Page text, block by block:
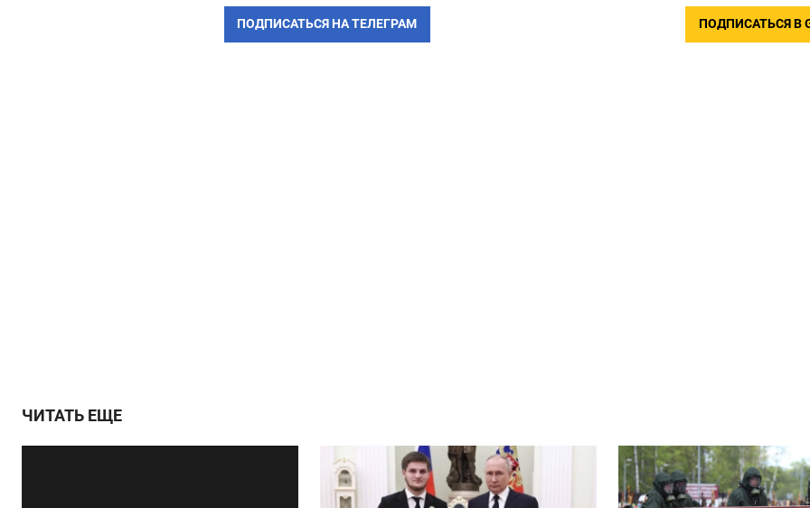
ПОДПИСАТЬСЯ НА ТЕЛЕГРАМ ПОДПИСАТЬСЯ В
ЧИТАТЬ ЕЩЕ